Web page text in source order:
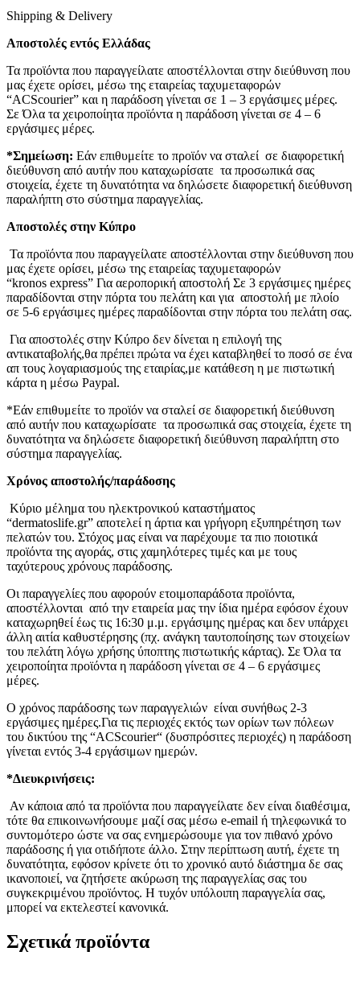
Shipping & Delivery
Αποστολές εντός Ελλάδας
Τα προϊόντα που παραγγείλατε αποστέλλονται στην διεύθυνση που
μας έχετε ορίσει, μέσω της εταιρείας ταχυμεταφορών
“ACScourier” και η παράδοση γίνεται σε 1 – 3 εργάσιμες μέρες.
Σε Όλα τα χειροποίητα προϊόντα η παράδοση γίνεται σε 4 – 6
εργάσιμες μέρες.
*Σημείωση: Εάν επιθυμείτε το προϊόν να σταλεί σε διαφορετική
διεύθυνση από αυτήν που καταχωρίσατε τα προσωπικά σας
στοιχεία, έχετε τη δυνατότητα να δηλώσετε διαφορετική διεύθυνση
παραλήπτη στο σύστημα παραγγελίας.
Αποστολές στην Κύπρο
Τα προϊόντα που παραγγείλατε αποστέλλονται στην διεύθυνση που
μας έχετε ορίσει, μέσω της εταιρείας ταχυμεταφορών
“kronos express” Για αεροπορική αποστολή Σε 3 εργάσιμες ημέρες
παραδίδονται στην πόρτα του πελάτη και για αποστολή με πλοίο
σε 5-6 εργάσιμες ημέρες παραδίδονται στην πόρτα του πελάτη σας.
Για αποστολές στην Κύπρο δεν δίνεται η επιλογή της
αντικαταβολής,θα πρέπει πρώτα να έχει καταβληθεί το ποσό σε ένα
απ τους λογαριασμούς της εταιρίας,με κατάθεση η με πιστωτική
κάρτα η μέσω Paypal.
*Εάν επιθυμείτε το προϊόν να σταλεί σε διαφορετική διεύθυνση
από αυτήν που καταχωρίσατε τα προσωπικά σας στοιχεία, έχετε τη
δυνατότητα να δηλώσετε διαφορετική διεύθυνση παραλήπτη στο
σύστημα παραγγελίας.
Χρόνος αποστολής/παράδοσης
Κύριο μέλημα του ηλεκτρονικού καταστήματος
“dermatoslife.gr” αποτελεί η άρτια και γρήγορη εξυπηρέτηση των
πελατών του. Στόχος μας είναι να παρέχουμε τα πιο ποιοτικά
προϊόντα της αγοράς, στις χαμηλότερες τιμές και με τους
ταχύτερους χρόνους παράδοσης.
Οι παραγγελίες που αφορούν ετοιμοπαράδοτα προϊόντα,
αποστέλλονται από την εταιρεία μας την ίδια ημέρα εφόσον έχουν
καταχωρηθεί έως τις 16:30 μ.μ. εργάσιμης ημέρας και δεν υπάρχει
άλλη αιτία καθυστέρησης (πχ. ανάγκη ταυτοποίησης των στοιχείων
του πελάτη λόγω χρήσης ύποπτης πιστωτικής κάρτας). Σε Όλα τα
χειροποίητα προϊόντα η παράδοση γίνεται σε 4 – 6 εργάσιμες
μέρες.
Ο χρόνος παράδοσης των παραγγελιών είναι συνήθως 2-3
εργάσιμες ημέρες.Για τις περιοχές εκτός των ορίων των πόλεων
του δικτύου της “ACScourier“ (δυσπρόσιτες περιοχές) η παράδοση
γίνεται εντός 3-4 εργάσιμων ημερών.
*Διευκρινήσεις:
Αν κάποια από τα προϊόντα που παραγγείλατε δεν είναι διαθέσιμα,
τότε θα επικοινωνήσουμε μαζί σας μέσω e-email ή τηλεφωνικά το
συντομότερο ώστε να σας ενημερώσουμε για τον πιθανό χρόνο
παράδοσης ή για οτιδήποτε άλλο. Στην περίπτωση αυτή, έχετε τη
δυνατότητα, εφόσον κρίνετε ότι το χρονικό αυτό διάστημα δε σας
ικανοποιεί, να ζητήσετε ακύρωση της παραγγελίας σας του
συγκεκριμένου προϊόντος. Η τυχόν υπόλοιπη παραγγελία σας,
μπορεί να εκτελεστεί κανονικά.
Σχετικά προϊόντα